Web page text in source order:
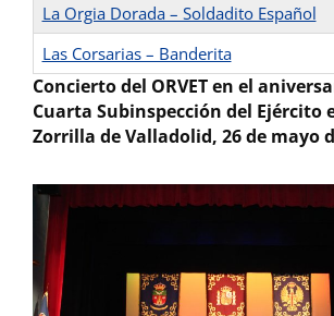
La Orgia Dorada – Soldadito Español
Las Corsarias – Banderita
Concierto del ORVET en el
Cuarta Subinspección del Ejército
Zorrilla de Valladolid, 26 de mayo